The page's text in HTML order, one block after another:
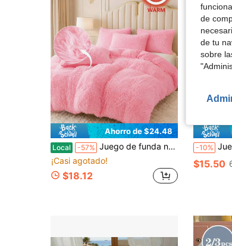
Ahorro de $24.48
Local -57% Juego de funda nórdica de felpa con estampado de leopardo de 3 piezas, juego de ropa de cama suave y mullida con 2 fundas de almohada, funda de edredón cálida y acogedora, ropa de cama con lindo estampado de animales para dormitorio, habitación de invitados, tamaños King, Queen, Full y Twin, regalo de Navidad
¡Casi agotado!
$18.12
-10% Juego de ropa de cama con funda nórdica
$15.50
de
de tu
sobre